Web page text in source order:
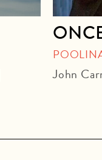
John